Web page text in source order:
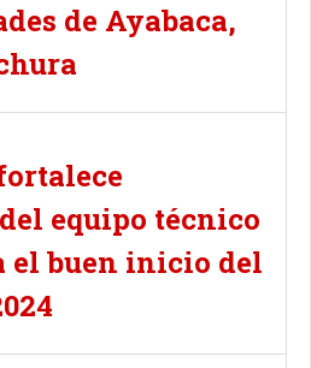
de Ayabaca,
equipo técnico
el buen inicio del